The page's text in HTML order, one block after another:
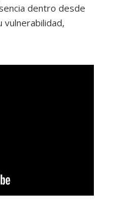
dentro desde
vulnerabilidad,